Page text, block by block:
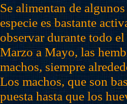
Se alimentan de
especie es bastante
observar durante todo
Marzo a Mayo, las
machos, siempre
Los machos, que son
puesta hasta que los